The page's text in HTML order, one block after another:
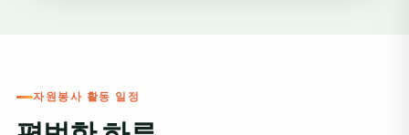
자원봉사 활동 일정